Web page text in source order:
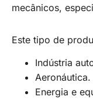
mecânicos,
Este tipo de
Indústria
Aeronáutica.
Energia e